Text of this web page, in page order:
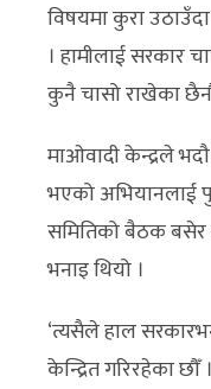
विषयमा कुरा
। हामीलाई सरकार
कुनै चासो राखेका
माओवादी केन्द्रले
भएको अभियानलाई
समितिको बैठक
भनाइ थियो ।
‘त्यसैले हाल
केन्द्रित गरिरहेका